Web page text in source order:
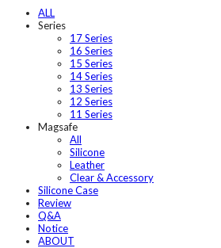
ALL
Series
17 Series
16 Series
15 Series
14 Series
13 Series
12 Series
11 Series
Magsafe
All
Silicone
Leather
Clear & Accessory
Silicone Case
Review
Q&A
Notice
ABOUT